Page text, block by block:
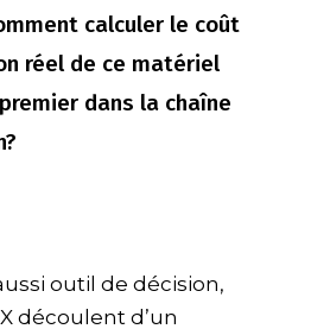
calculer le coût
réel de ce matériel
dans la chaîne
outil de décision,
découlent d’un